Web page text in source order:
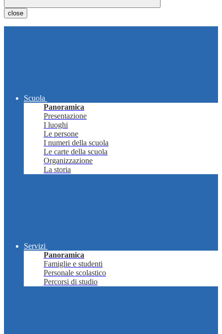
close
Scuola
Panoramica
Presentazione
I luoghi
Le persone
I numeri della scuola
Le carte della scuola
Organizzazione
La storia
Servizi
Panoramica
Famiglie e studenti
Personale scolastico
Percorsi di studio